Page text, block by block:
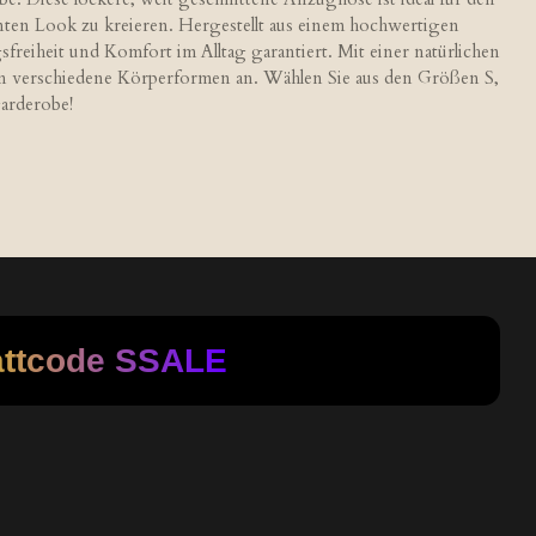
Look zu kreieren. Hergestellt aus einem hochwertigen
und Komfort im Alltag garantiert. Mit einer natürlichen
Körperformen an. Wählen Sie aus den Größen S,
SSALE